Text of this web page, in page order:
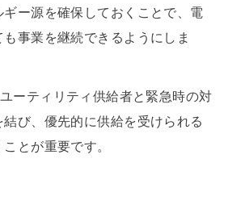
ー源を確保しておくことで、電
事業を継続できるようにしま
ーティリティ供給者と緊急時の対
び、優先的に供給を受けられる
とが重要です。